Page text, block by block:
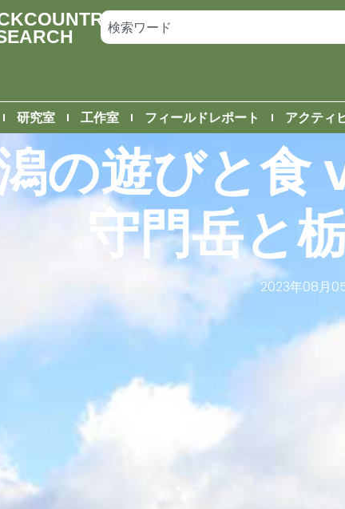
研究室 工作室 フィールドレポート アクティ
の遊びと食
守門岳と
2023年08月